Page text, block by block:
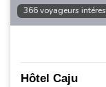
366 voyageurs
Hôtel Caju